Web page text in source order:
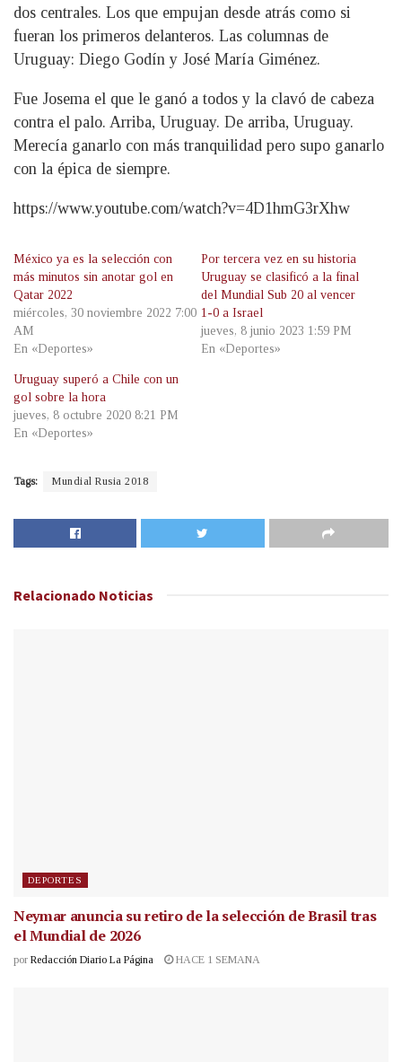
dos centrales. Los que empujan desde atrás como si
fueran los primeros delanteros. Las columnas de
Uruguay: Diego Godín y José María Giménez.
Fue Josema el que le ganó a todos y la clavó de cabeza
contra el palo. Arriba, Uruguay. De arriba, Uruguay.
Merecía ganarlo con más tranquilidad pero supo ganarlo
con la épica de siempre.
https://www.youtube.com/watch?v=4D1hmG3rXhw
México ya es la selección con
más minutos sin anotar gol en
Qatar 2022
miércoles, 30 noviembre 2022 7:00
AM
En «Deportes»
Por tercera vez en su historia
Uruguay se clasificó a la final
del Mundial Sub 20 al vencer
1-0 a Israel
jueves, 8 junio 2023 1:59 PM
En «Deportes»
Uruguay superó a Chile con un
gol sobre la hora
jueves, 8 octubre 2020 8:21 PM
En «Deportes»
Tags: Mundial Rusia 2018
Relacionado Noticias
DEPORTES
Neymar anuncia su retiro de la selección de Brasil tras
el Mundial de 2026
por Redacción Diario La Página HACE 1 SEMANA